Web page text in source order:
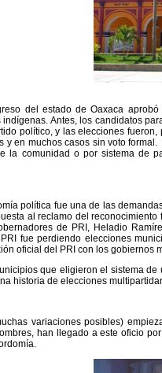
del estado de Oaxaca
Antes, los candidatos
político, y las elecciones
y en muchos casos sin voto
la comunidad o por sistema de
política fue una de las
al reclamo del
de PRI, Heladio
fue perdiendo elecciones
oficial del PRI con los gobiernos
que eligieron el sistema
historia de elecciones
variaciones posibles)
han llegado a este oficio